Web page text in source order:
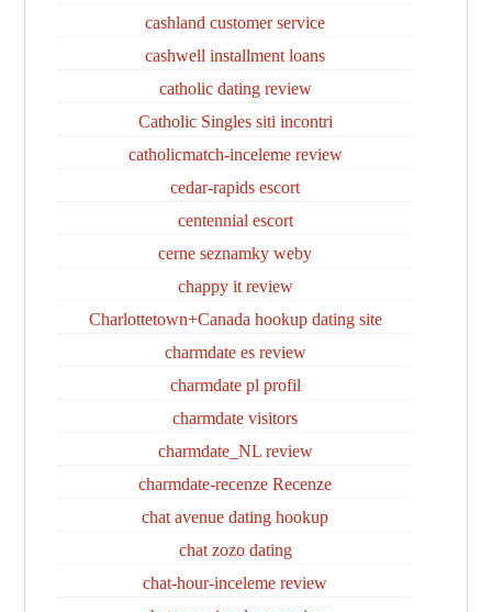
cashland customer service
cashwell installment loans
catholic dating review
Catholic Singles siti incontri
catholicmatch-inceleme review
cedar-rapids escort
centennial escort
cerne seznamky weby
chappy it review
Charlottetown+Canada hookup dating site
charmdate es review
charmdate pl profil
charmdate visitors
charmdate_NL review
charmdate-recenze Recenze
chat avenue dating hookup
chat zozo dating
chat-hour-inceleme review